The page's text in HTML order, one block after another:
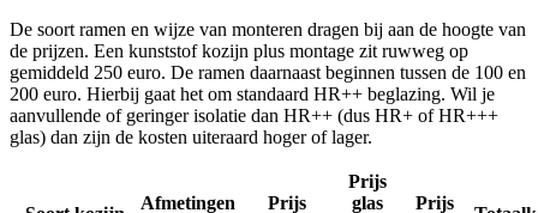
De soort ramen en wijze van monteren dragen bij aan de hoogte van
de prijzen. Een kunststof kozijn plus montage zit ruwweg op
gemiddeld 250 euro. De ramen daarnaast beginnen tussen de 100 en
200 euro. Hierbij gaat het om standaard HR++ beglazing. Wil je
aanvullende of geringer isolatie dan HR++ (dus HR+ of HR+++
glas) dan zijn de kosten uiteraard hoger of lager.
Afmetingen
Prijs
Prijs
glas
Prijs